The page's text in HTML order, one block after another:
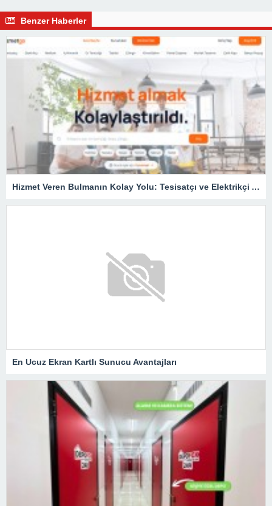
Benzer Haberler
Hizmet Veren Bulmanın Kolay Yolu: Tesisatçı ve Elektrikçi Ararken Nelere Dikkat Edilmeli?
En Ucuz Ekran Kartlı Sunucu Avantajları